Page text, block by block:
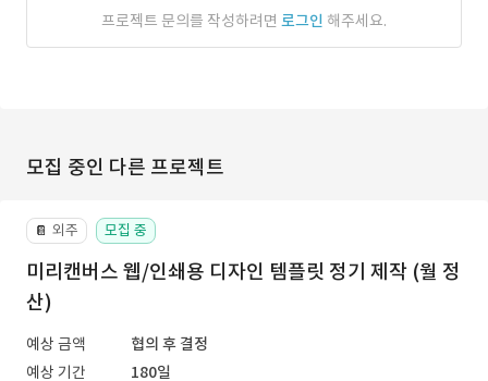
프로젝트 문의를 작성하려면 로그인 해주세요.
모집 중인 다른 프로젝트
📔 외주 모집 중
미리캔버스 웹/인쇄용 디자인 템플릿 정기 제작 (월 정
산)
예상 금액
협의 후 결정
예상 기간
180일